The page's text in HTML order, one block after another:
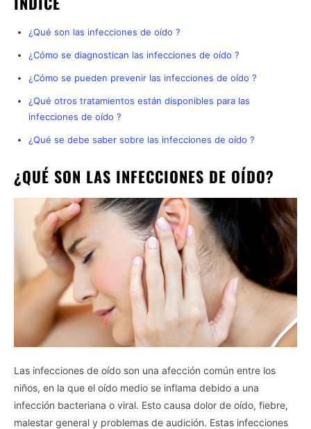
¿Qué son las infecciones de oído ?
¿Cómo se diagnostican las infecciones de oído ?
¿Cómo se pueden prevenir las infecciones de oído ?
¿Qué otros tratamientos están disponibles para las
infecciones de oído ?
¿Qué se debe saber sobre las infecciones de oído ?
¿QUÉ SON LAS INFECCIONES DE OÍDO?
Las infecciones de oído son una afección común entre los
niños, en la que el oído medio se inflama debido a una
infección bacteriana o viral. Esto causa dolor de oído, fiebre,
malestar general y problemas de audición. Estas infecciones